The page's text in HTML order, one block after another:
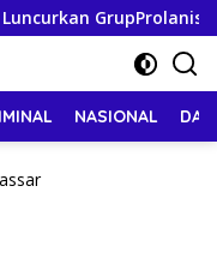
GrupProlanis Baru
NASIONAL